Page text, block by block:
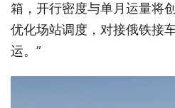
箱，开行密度与单月运量将
优化场站调度，对接俄铁接
运。”